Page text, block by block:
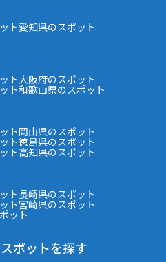
ト愛知県のスポット
ト大阪府のスポット
ト和歌山県のスポット
ト岡山県のスポット
ト徳島県のスポット
ト高知県のスポット
ト長崎県のスポット
ト宮崎県のスポット
ット
ポットを探す